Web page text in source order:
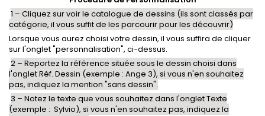
1 – Cliquez sur voir le catalogue de dessins (ils sont classés par
catégorie, il vous suffit de les parcourir pour les découvrir)
Lorsque vous aurez choisi votre dessin, il vous suffira de cliquer
sur l'onglet "personnalisation", ci-dessus.
2 – Reportez la référence située sous le dessin choisi dans
l'onglet Réf. Dessin (exemple : Ange 3), si vous n'en souhaitez
pas, indiquez la mention "sans dessin".
3 – Notez le texte que vous souhaitez dans l'onglet Texte
(exemple : Sylvio), si vous n'en souhaitez pas, indiquez la